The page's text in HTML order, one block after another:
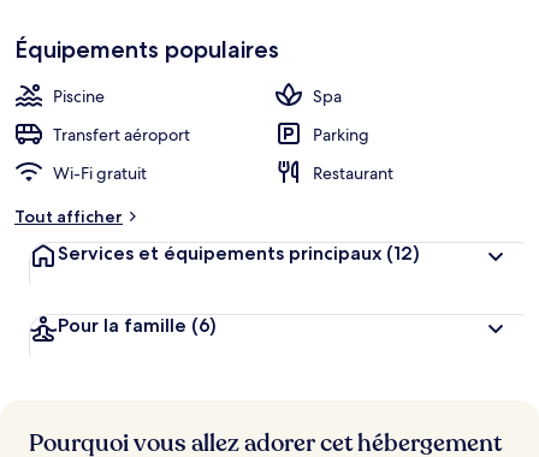
Équipements populaires
Piscine
Spa
Transfert aéroport
Parking
Wi-Fi gratuit
Restaurant
Tout afficher
Services et équipements principaux (12)
Pour la famille (6)
Pourquoi vous allez adorer cet hébergement